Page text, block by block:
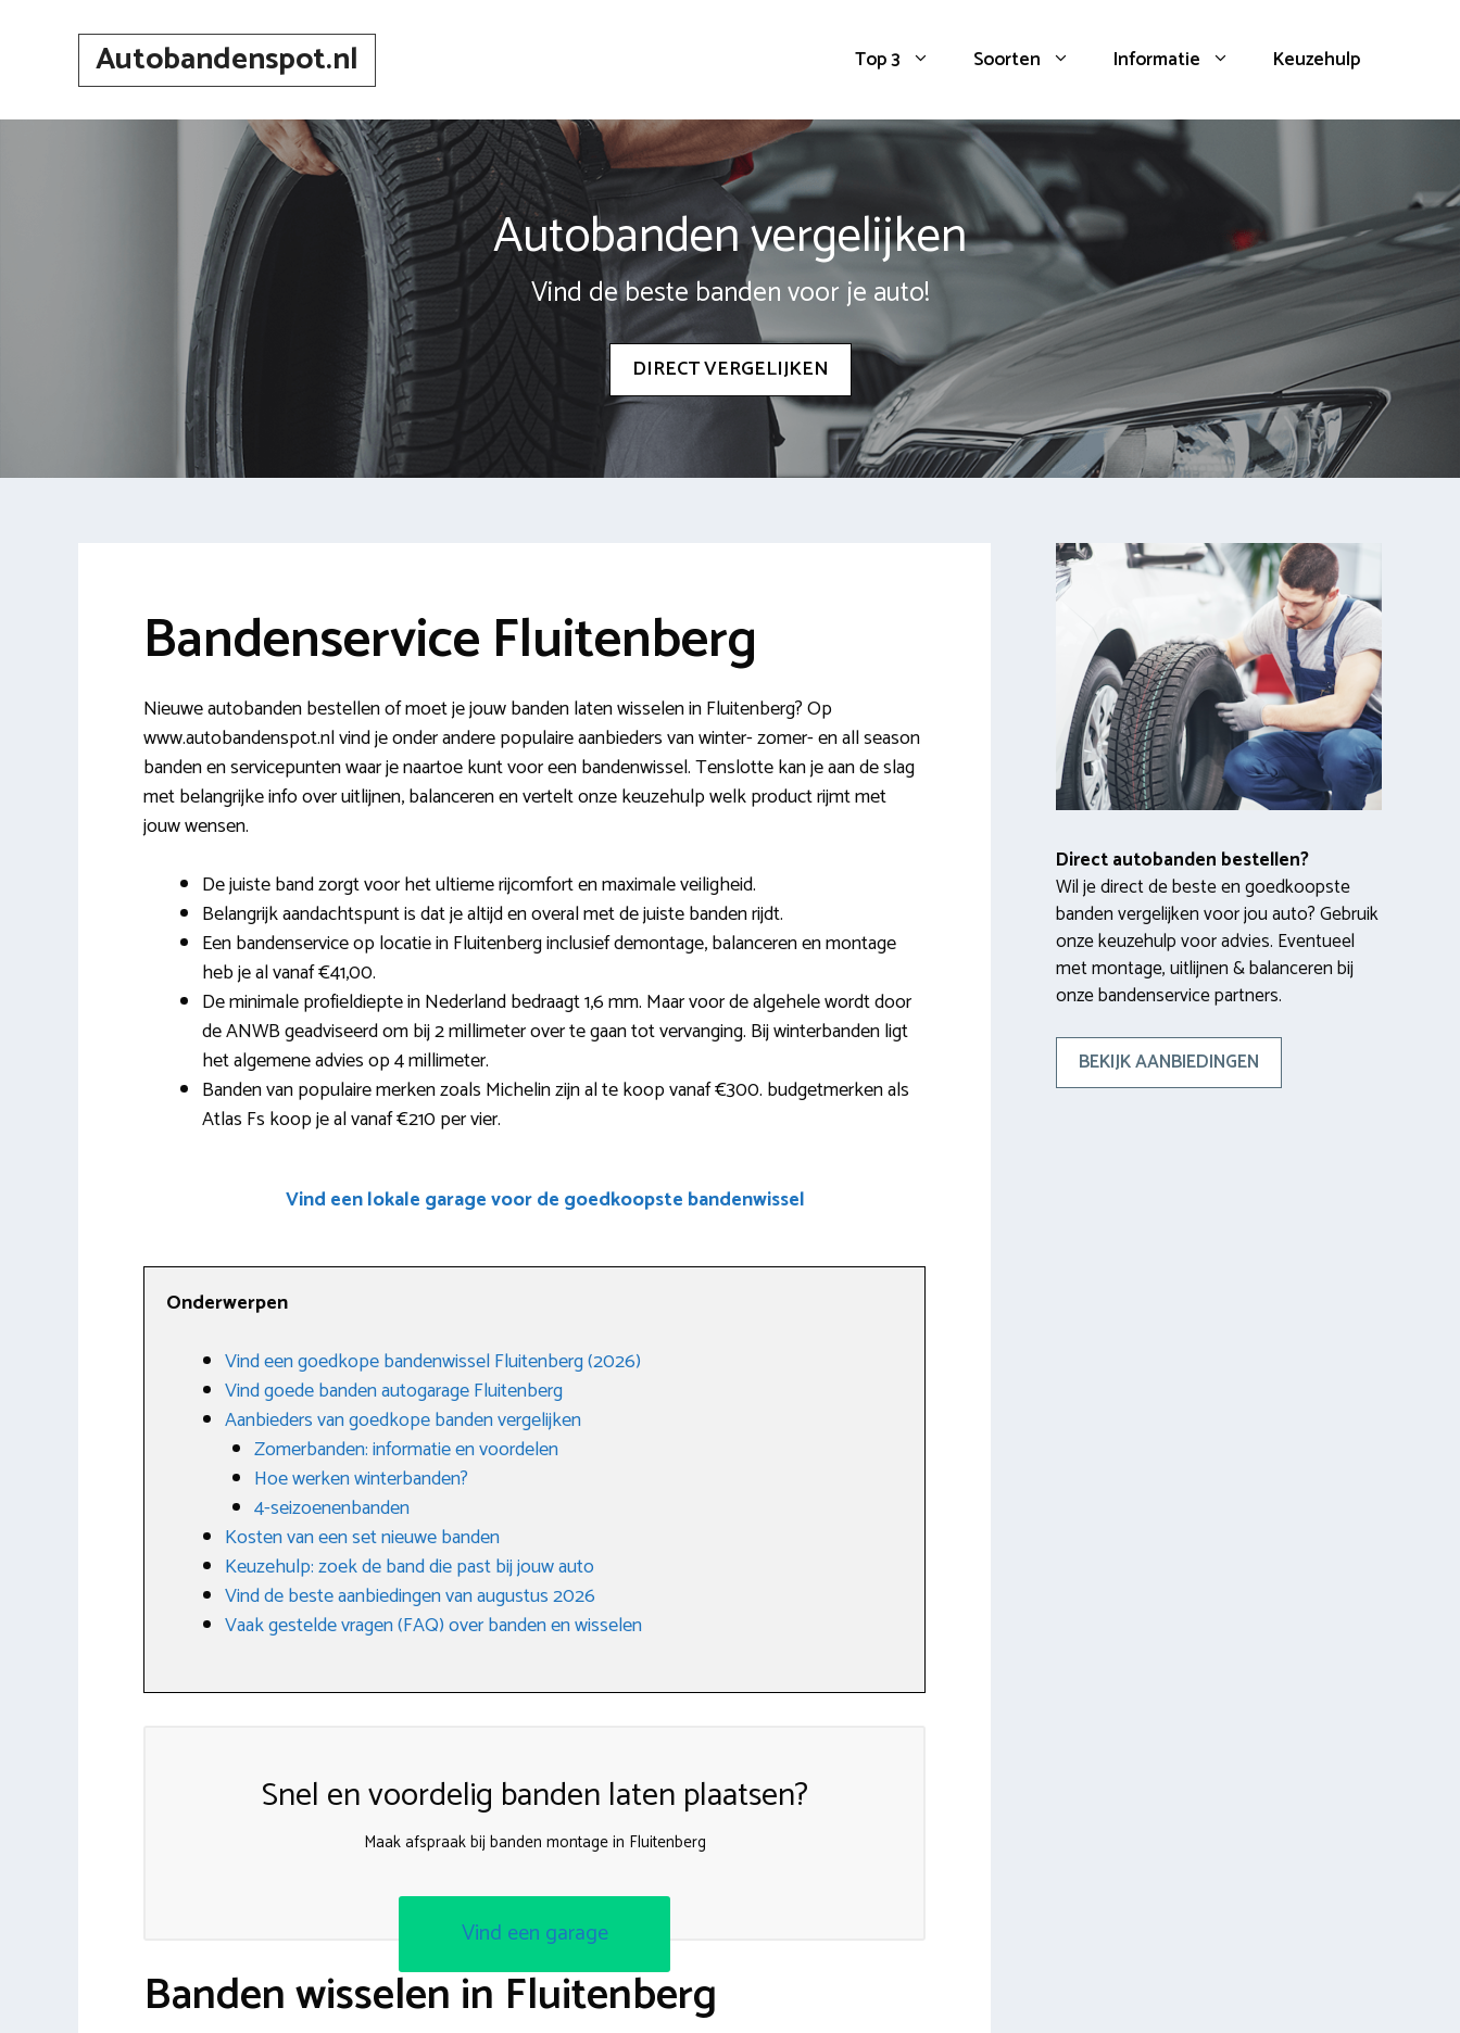
Autobandenspot.nl Top 3 Soorten Informatie Keuzehulp
Autobanden vergelijken
Vind de beste banden voor je auto!
DIRECT VERGELIJKEN
Bandenservice Fluitenberg
Nieuwe autobanden bestellen of moet je jouw banden laten wisselen in Fluitenberg? Op
www.autobandenspot.nl vind je onder andere populaire aanbieders van winter- zomer- en all season
banden en servicepunten waar je naartoe kunt voor een bandenwissel. Tenslotte kan je aan de slag
met belangrijke info over uitlijnen, balanceren en vertelt onze keuzehulp welk product rijmt met
jouw wensen.
De juiste band zorgt voor het ultieme rijcomfort en maximale veiligheid.
Belangrijk aandachtspunt is dat je altijd en overal met de juiste banden rijdt.
Een bandenservice op locatie in Fluitenberg inclusief demontage, balanceren en montage
heb je al vanaf €41,00.
De minimale profieldiepte in Nederland bedraagt 1,6 mm. Maar voor de algehele wordt door
de ANWB geadviseerd om bij 2 millimeter over te gaan tot vervanging. Bij winterbanden ligt
het algemene advies op 4 millimeter.
Banden van populaire merken zoals Michelin zijn al te koop vanaf €300. budgetmerken als
Atlas Fs koop je al vanaf €210 per vier.
Vind een lokale garage voor de goedkoopste bandenwissel
Onderwerpen
Vind een goedkope bandenwissel Fluitenberg (2026)
Vind goede banden autogarage Fluitenberg
Aanbieders van goedkope banden vergelijken
Zomerbanden: informatie en voordelen
Hoe werken winterbanden?
4-seizoenenbanden
Kosten van een set nieuwe banden
Keuzehulp: zoek de band die past bij jouw auto
Vind de beste aanbiedingen van augustus 2026
Vaak gestelde vragen (FAQ) over banden en wisselen
Snel en voordelig banden laten plaatsen?
Maak afspraak bij banden montage in Fluitenberg
Vind een garage
Banden wisselen in Fluitenberg
Direct autobanden bestellen?
Wil je direct de beste en goedkoopste
banden vergelijken voor jou auto? Gebruik
onze keuzehulp voor advies. Eventueel
met montage, uitlijnen & balanceren bij
onze bandenservice partners.
BEKIJK AANBIEDINGEN